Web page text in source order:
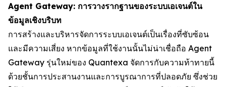
Agent Gateway: การวางรากฐานของระบบเอเจนต์ใน
ข้อมูลเชิงบริบท
การสร้างและบริหารจัดการระบบเอเจนต์เป็นเรื่องที่ซับซ้อน
และมีความเสี่ยง หากข้อมูลที่ใช้งานนั้นไม่น่าเชื่อถือ Agent
Gateway รุ่นใหม่ของ Quantexa จัดการกับความท้าทายนี้
ด้วยชั้นการประสานงานและการบูรณาการที่ปลอดภัย ซึ่งช่วย